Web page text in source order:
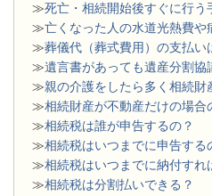
≫死亡・相続開始後すぐに行う
≫亡くなった人の水道光熱費や
≫葬儀代（葬式費用）の支払い
≫遺言書があっても遺産分割協
≫親の介護をしたら多く相続財
≫相続財産が不動産だけの場合
≫相続税は誰が申告するの？
≫相続税はいつまでに申告する
≫相続税はいつまでに納付すれ
≫相続税は分割払いできる？